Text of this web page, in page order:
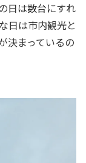
日は数台にすれ
日は市内観光と
決まっているの